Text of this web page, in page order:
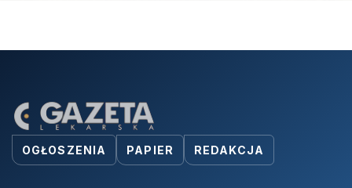
OGŁOSZENIA PAPIER REDAKCJA